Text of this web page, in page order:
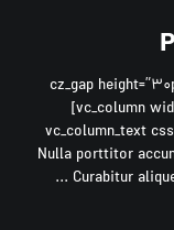
[vc_row 0=””][vc_column width=”2/3″][cz_gap
id=”cz_25887″][/vc_column][vc_column width=”1/3″]
[vc_column_text
bottom: 40px !important;}”]Nulla
Curabitur